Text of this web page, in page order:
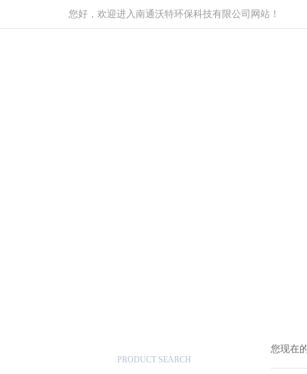
您好，欢迎进入南通沃特环保科技有限公司网站！
PRODUCT SEARCH
您现在